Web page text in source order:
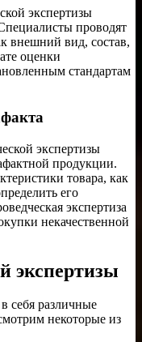
экспертизы
проводят
внешний вид, состав,
оценки
стандартам
экспертизы
продукции.
товара, как
его
экспертиза
некачественной
экспертизы
себя различные
некоторые из